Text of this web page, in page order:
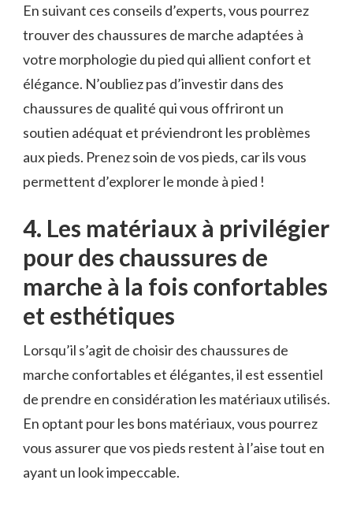
En suivant⁣ ces​ conseils d’experts, ⁤vous pourrez
trouver des chaussures de⁣ marche adaptées à
votre morphologie​ du pied​ qui ‍allient confort et⁣
élégance. N’oubliez pas d’investir dans des
chaussures ⁢de qualité qui vous offriront un
soutien adéquat et préviendront ⁢les problèmes
aux pieds. Prenez soin ‍de vos pieds, car ils vous
permettent ⁢d’explorer le ⁢monde à pied !
4. Les matériaux à privilégier
pour des chaussures de
marche à la fois confortables
‍et esthétiques
Lorsqu’il s’agit de‌ choisir des chaussures de
marche confortables‌ et élégantes, il est essentiel⁣
de prendre en considération les matériaux utilisés.
‌En optant pour les bons matériaux, vous pourrez
vous assurer que vos​ pieds ‌restent à l’aise​ tout en
⁢ayant un look impeccable.